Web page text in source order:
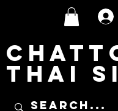
THAI